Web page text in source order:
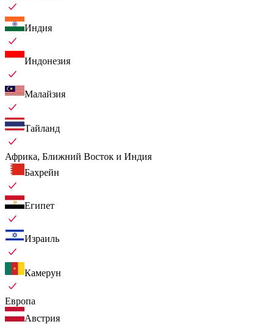
Индия
Индонезия
Малайзия
Тайланд
Африка, Ближний Восток и Индия
Бахрейн
Египет
Израиль
Камерун
Европа
Австрия